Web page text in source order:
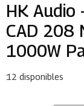
HK Audio
CAD 208
1000W
12 disponibles